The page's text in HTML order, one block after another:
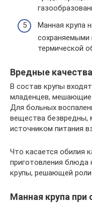
Манная крупа
сохраняемыми
термической
Вредные
В состав крупы
младенцев, мешающие
Для больных
вещества безвредны,
источником питания
Что касается обилия
приготовления блюда
крупы, решающей роли
Манная крупа при